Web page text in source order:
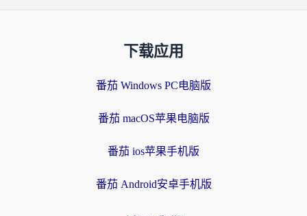
下载应用
番茄 Windows PC电脑版
番茄 macOS苹果电脑版
番茄 ios苹果手机版
番茄 Android安卓手机版